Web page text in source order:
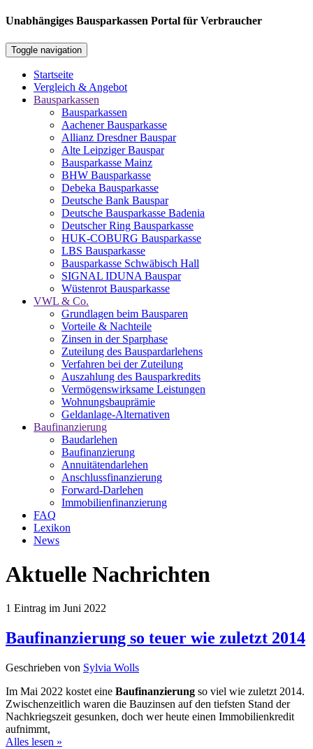
Unabhängiges Bausparkassen Portal für Verbraucher
Toggle navigation
Startseite
Vergleich & Angebot
Bausparkassen
Bausparkassen
Aachener Bausparkasse
Allianz Dresdner Bauspar
Alte Leipziger Bauspar
Bausparkasse Mainz
BHW Bausparkasse
Debeka Bausparkasse
Deutsche Bank Bauspar
Deutsche Bausparkasse Badenia
Deutscher Ring Bausparkasse
HUK-COBURG Bausparkasse
LBS Bausparkasse
Bausparkasse Schwäbisch Hall
SIGNAL IDUNA Bauspar
Wüstenrot Bausparkasse
VWL & Co.
Grundlagen beim Bausparen
Vorteile & Nachteile
Zinsen in der Sparphase
Zuteilung des Bauspardarlehens
Verfahren bei der Zuteilung
Auszahlung des Bausparkredits
Vermögenswirksame Leistungen
Wohnungsbauprämie
Geldanlage-Alternativen
Baufinanzierung
Baudarlehen
Baufinanzierung
Annuitätendarlehen
Anschlussfinanzierung
Forward-Darlehen
Immobilienfinanzierung
FAQ
Lexikon
News
Aktuelle Nachrichten
1 Eintrag im Juni 2022
Baufinanzierung so teuer wie zuletzt 2014
Geschrieben von Sylvia Wolls
Im Mai 2022 kostet eine Baufinanzierung so viel wie zuletzt 2014.
Zwischenzeitlich waren die Bauzinsen auf den tiefsten Stand der
Nachkriegszeit gesunken, doch wer heute einen Immobilienkredit
aufnimmt,
Alles lesen »